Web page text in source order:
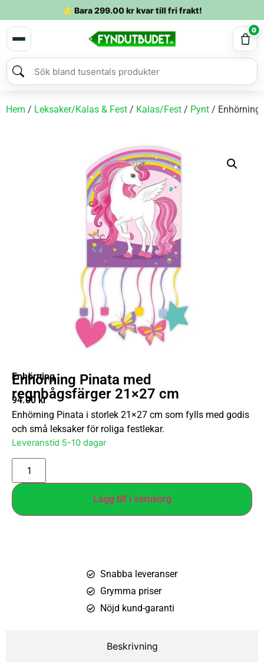
⭐ Bara299.00krkvar till fri frakt!
0
Hem / Leksaker/Kalas & Fest / Kalas/Fest / Pynt / Enhörning
Enhörning
Enhörning Pinata med
regnbågsfärger 21×27 cm
94.00 kr
Enhörning Pinata i storlek 21×27 cm som fylls med godis
och små leksaker för roliga festlekar.
Leveranstid 5-10 dagar
Lägg till i varukorg
Snabba leveranser
Grymma priser
Nöjd kund-garanti
Beskrivning